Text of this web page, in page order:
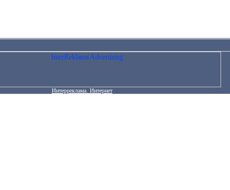
Интерреклама. Интернет